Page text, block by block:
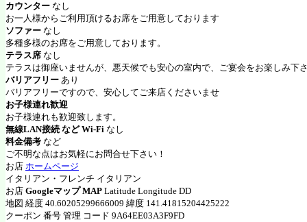
カウンター なし
お一人様からご利用頂けるお席をご用意しております
ソファー なし
多種多様のお席をご用意しております。
テラス席 なし
テラスは御座いませんが、悪天候でも安心の室内で、ご宴会をお楽しみ下
バリアフリー あり
バリアフリーですので、安心してご来店くださいませ
お子様連れ歓迎
お子様連れも歓迎致します。
無線LAN接続 など Wi-Fi なし
料金備考 など
ご不明な点はお気軽にお問合せ下さい！
お店 ホームページ
イタリアン・フレンチ イタリアン
お店 Googleマップ MAP Latitude Longitude DD
地図 経度 40.60205299666009 緯度 141.41815204425222
クーポン 番号 管理 コード 9A64EE03A3F9FD